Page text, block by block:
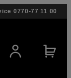
0770-77 11 00